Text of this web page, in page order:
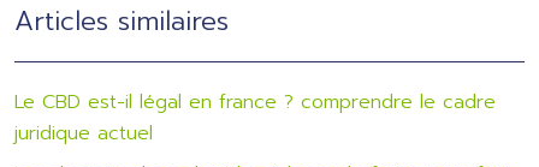
Articles similaires
Le CBD est-il légal en france ? comprendre le cadre
juridique actuel